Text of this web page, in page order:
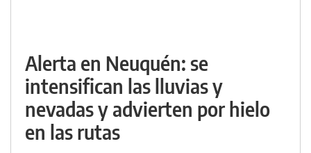
Alerta en Neuquén: se
intensifican las lluvias y
nevadas y advierten por hielo
en las rutas